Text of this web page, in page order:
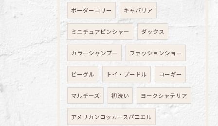
ボーダーコリー キャバリア
ミニチュアピンシャー ダックス
カラーシャンプー ファッションショー
ビーグル トイ・プードル コーギー
マルチーズ 初洗い ヨークシャテリア
アメリカンコッカースパニエル